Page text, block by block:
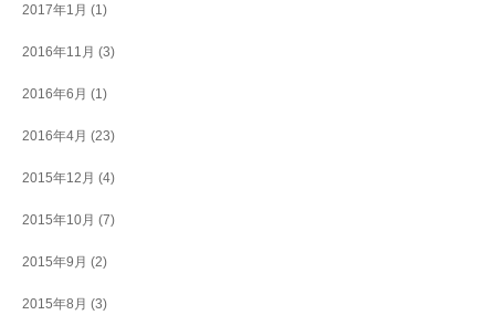
2017年1月 (1)
2016年11月 (3)
2016年6月 (1)
2016年4月 (23)
2015年12月 (4)
2015年10月 (7)
2015年9月 (2)
2015年8月 (3)